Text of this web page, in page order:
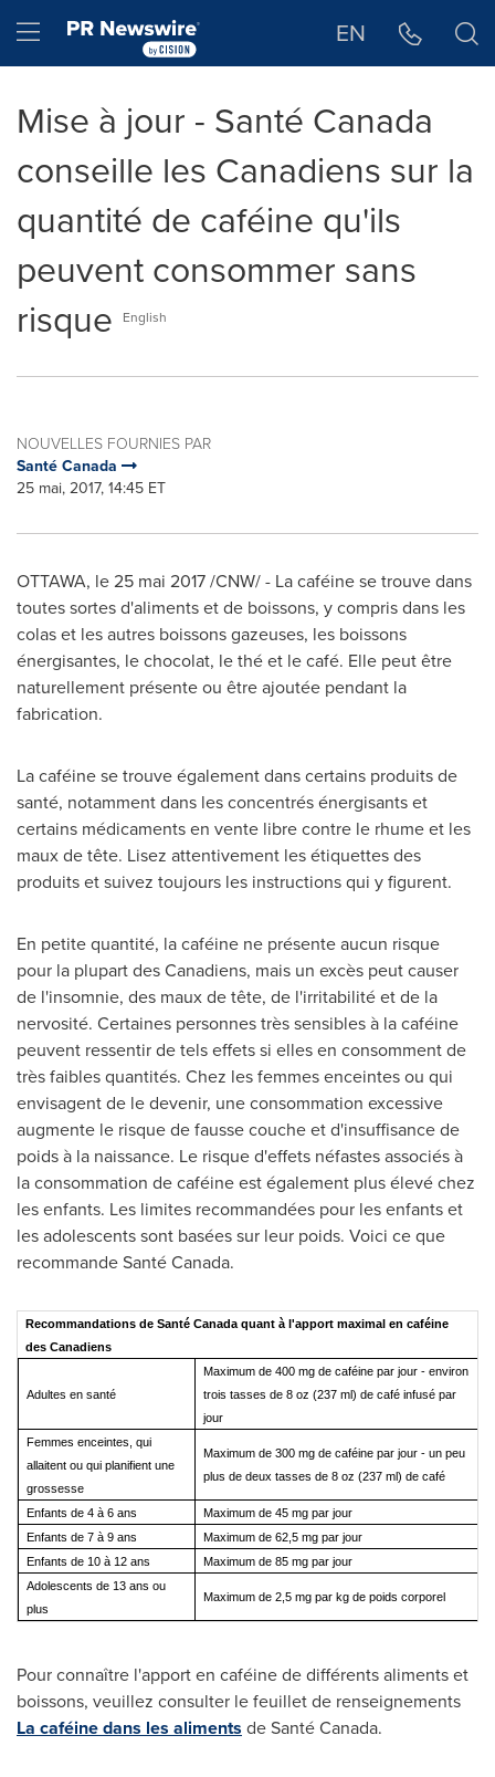
Hamburger menu EN
Mise à jour - Santé Canada
conseille les Canadiens sur la
quantité de caféine qu'ils
peuvent consommer sans
risque
English
NOUVELLES FOURNIES PAR
Santé Canada
25 mai, 2017, 14:45 ET
OTTAWA, le 25 mai 2017 /CNW/ - La caféine se trouve dans
toutes sortes d'aliments et de boissons, y compris dans les
colas et les autres boissons gazeuses, les boissons
énergisantes, le chocolat, le thé et le café. Elle peut être
naturellement présente ou être ajoutée pendant la
fabrication.
La caféine se trouve également dans certains produits de
santé, notamment dans les concentrés énergisants et
certains médicaments en vente libre contre le rhume et les
maux de tête. Lisez attentivement les étiquettes des
produits et suivez toujours les instructions qui y figurent.
En petite quantité, la caféine ne présente aucun risque
pour la plupart des Canadiens, mais un excès peut causer
de l'insomnie, des maux de tête, de l'irritabilité et de la
nervosité. Certaines personnes très sensibles à la caféine
peuvent ressentir de tels effets si elles en consomment de
très faibles quantités. Chez les femmes enceintes ou qui
envisagent de le devenir, une consommation excessive
augmente le risque de fausse couche et d'insuffisance de
poids à la naissance. Le risque d'effets néfastes associés à
la consommation de caféine est également plus élevé chez
les enfants. Les limites recommandées pour les enfants et
les adolescents sont basées sur leur poids. Voici ce que
recommande Santé Canada.
Recommandations de Santé Canada quant à l'apport maximal en caféine
des Canadiens
Adultes en santé
Maximum de 400 mg de caféine par jour - environ
trois tasses de 8 oz (237 ml) de café infusé par
jour
Femmes enceintes, qui
allaitent ou qui planifient une
grossesse
Maximum de 300 mg de caféine par jour - un peu
plus de deux tasses de 8 oz (237 ml) de café
Enfants de 4 à 6 ans
Maximum de 45 mg par jour
Enfants de 7 à 9 ans
Maximum de 62,5 mg par jour
Enfants de 10 à 12 ans
Maximum de 85 mg par jour
Adolescents de 13 ans ou
plus
Maximum de 2,5 mg par kg de poids corporel
Pour connaître l'apport en caféine de différents aliments et
boissons, veuillez consulter le feuillet de renseignements
La caféine dans les aliments de SantéCanada.